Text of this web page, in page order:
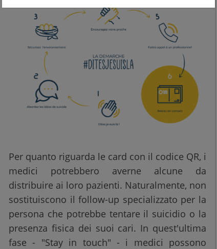
Per quanto riguarda le card con il codice QR, i
medici potrebbero averne alcune da
distribuire ai loro pazienti. Naturalmente, non
sostituiscono il follow-up specializzato per la
persona che potrebbe tentare il suicidio o la
presenza fisica dei suoi cari. In quest'ultima
fase - "Stay in touch" - i medici possono